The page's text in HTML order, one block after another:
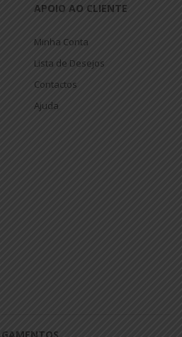
APOIO AO CLIENTE
Minha Conta
Lista de Desejos
Contactos
Ajuda